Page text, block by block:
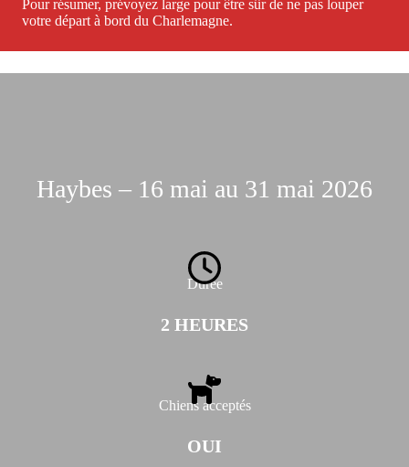
Pour résumer, prévoyez large pour être sûr de ne pas louper
votre départ à bord du Charlemagne.
Haybes – 16 mai au 31 mai 2026
Durée
2 HEURES
Chiens acceptés
OUI